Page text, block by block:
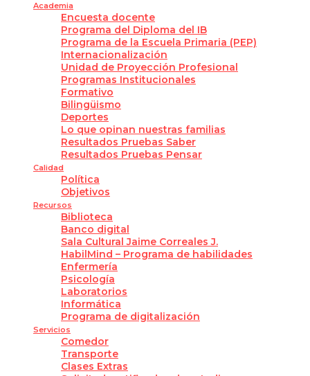
Academia
Encuesta docente
Programa del Diploma del IB
Programa de la Escuela Primaria (PEP)
Internacionalización
Unidad de Proyección Profesional
Programas Institucionales
Formativo
Bilingüismo
Deportes
Lo que opinan nuestras familias
Resultados Pruebas Saber
Resultados Pruebas Pensar
Calidad
Política
Objetivos
Recursos
Biblioteca
Banco digital
Sala Cultural Jaime Correales J.
HabilMind – Programa de habilidades
Enfermería
Psicología
Laboratorios
Informática
Programa de digitalización
Servicios
Comedor
Transporte
Clases Extras